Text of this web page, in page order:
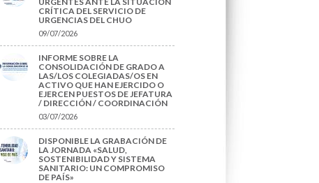
CRÍTICA DEL SERVICIO DE
URGENCIAS DEL CHUO
09/07/2026
INFORME SOBRE LA
CONSOLIDACIÓN DE GRADO A
LAS/LOS COLEGIADAS/OS EN
ACTIVO QUE HAN EJERCIDO O
EJERCEN PUESTOS DE JEFATURA
/ DIRECCIÓN / COORDINACIÓN
03/07/2026
DISPONIBLE LA GRABACIÓN DE
LA JORNADA «SALUD,
SOSTENIBILIDAD Y SISTEMA
SANITARIO: UN COMPROMISO
DE PAÍS»